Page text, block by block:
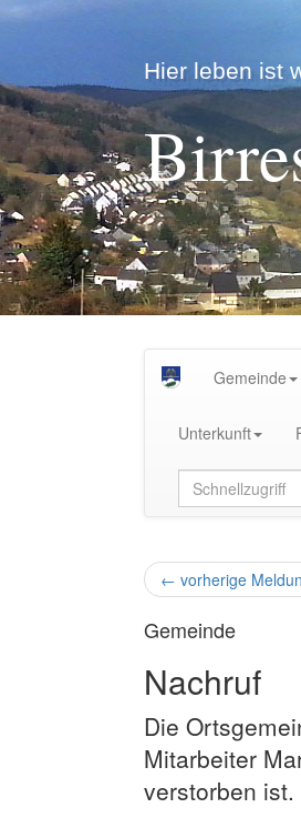
Hier leben ist
Gemeinde
Unterkunft
← vorherige
Gemeinde
Nachruf
Die
Mitarbeiter
verstorben ist.